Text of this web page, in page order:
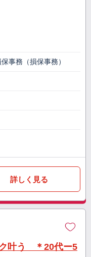
事務（損保事務）
詳しく見る
叶う ＊20代ー5